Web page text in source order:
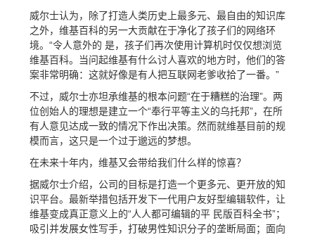
威尔士认为，除了打造人类历史上最多元、最自由的知识库
之外，维基百科的另一大贡献在于净化了孩子们的网络环
境。“令人意外的 是，孩子们再次使用计算机时仅仅想浏览
维基百科。当问起维基有什么讨人喜欢的地方时，他们的答
案非常明确：这就好像是有人把互联网老爹收拾了一番。”
不过，威尔士亦坦承维基的根本问题“在于糟糕的治理”。两
位创始人的理想是建立一个“奉行平等主义的乌托邦”，在所
有人意见达成一致的情况下作出决策。然而就维基目前的规
模而言，这只是一个过于邈远的梦想。
在未来十年内，维基又会带给我们什么样的惊喜？
据威尔士介绍，公司的目标是打造一个更多元、更开放的知
识平台。最新举措包括开发下一代用户友好型编辑软件，让
维基变成真正意义上的“人人都可编辑的平 民版百科全书”；
吸引并发展女性写手，打破男性知识分子的垄断局面；面向